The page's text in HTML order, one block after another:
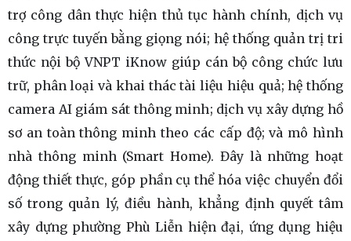
trợ công dân thực hiện thủ tục hành chính, dịch vụ
công trực tuyến bằng giọng nói; hệ thống quản trị tri
thức nội bộ VNPT iKnow giúp cán bộ công chức lưu
trữ, phân loại và khai thác tài liệu hiệu quả; hệ thống
camera AI giám sát thông minh; dịch vụ xây dựng hồ
sơ an toàn thông minh theo các cấp độ; và mô hình
nhà thông minh (Smart Home). Đây là những hoạt
động thiết thực, góp phần cụ thể hóa việc chuyển đổi
số trong quản lý, điều hành, khẳng định quyết tâm
xây dựng phường Phù Liễn hiện đại, ứng dụng hiệu